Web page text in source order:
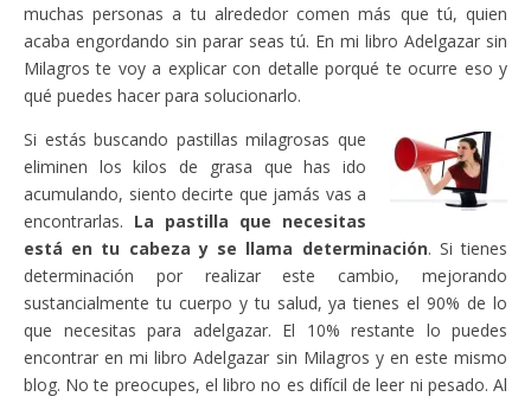
muchas personas a tu alrededor comen más que tú, quien
acaba engordando sin parar seas tú. En mi libro Adelgazar sin
Milagros te voy a explicar con detalle porqué te ocurre eso y
qué puedes hacer para solucionarlo.
Si estás buscando pastillas milagrosas que
eliminen los kilos de grasa que has ido
acumulando, siento decirte que jamás vas a
encontrarlas. La pastilla que necesitas
está en tu cabeza y se llama determinación. Si tienes
determinación por realizar este cambio, mejorando
sustancialmente tu cuerpo y tu salud, ya tienes el 90% de lo
que necesitas para adelgazar. El 10% restante lo puedes
encontrar en mi libro Adelgazar sin Milagros y en este mismo
blog. No te preocupes, el libro no es difícil de leer ni pesado. Al